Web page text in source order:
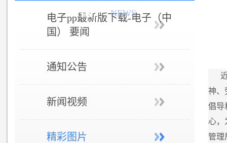
国） NEWS
电子pp最新版下载-电子（中
国） 要闻
通知公告
新闻视频
精彩图片
神、
倡导
心，
管理